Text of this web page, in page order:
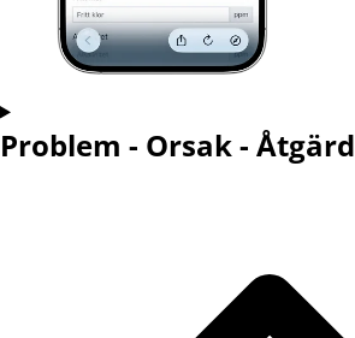
Problem - Orsak - Åtgärd